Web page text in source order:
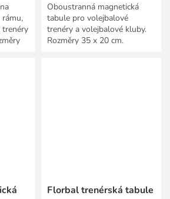
rámu,
trenéry
Oboustranná magnetická
tabule pro volejbalové
trenéry a volejbalové kluby.
Rozměry 35 x 20 cm.
Florbal trenérská tabule